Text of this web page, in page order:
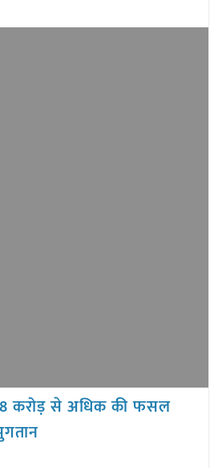
करोड़ से अधिक की फसल